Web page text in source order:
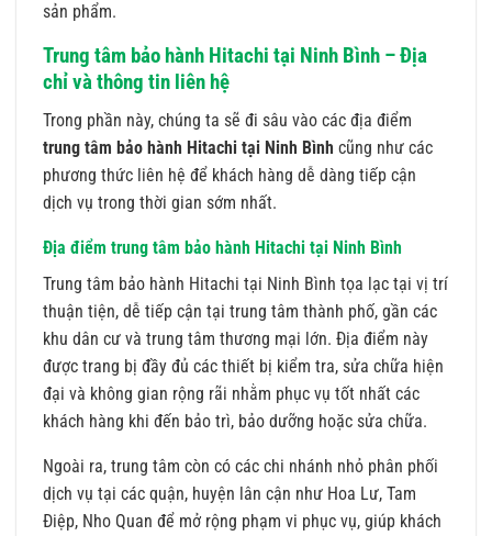
sản phẩm.
Trung tâm bảo hành Hitachi tại Ninh Bình – Địa
chỉ và thông tin liên hệ
Trong phần này, chúng ta sẽ đi sâu vào các địa điểm
trung tâm bảo hành Hitachi tại Ninh Bình cũng như các
phương thức liên hệ để khách hàng dễ dàng tiếp cận
dịch vụ trong thời gian sớm nhất.
Địa điểm trung tâm bảo hành Hitachi tại Ninh Bình
Trung tâm bảo hành Hitachi tại Ninh Bình tọa lạc tại vị trí
thuận tiện, dễ tiếp cận tại trung tâm thành phố, gần các
khu dân cư và trung tâm thương mại lớn. Địa điểm này
được trang bị đầy đủ các thiết bị kiểm tra, sửa chữa hiện
đại và không gian rộng rãi nhằm phục vụ tốt nhất các
khách hàng khi đến bảo trì, bảo dưỡng hoặc sửa chữa.
Ngoài ra, trung tâm còn có các chi nhánh nhỏ phân phối
dịch vụ tại các quận, huyện lân cận như Hoa Lư, Tam
Điệp, Nho Quan để mở rộng phạm vi phục vụ, giúp khách